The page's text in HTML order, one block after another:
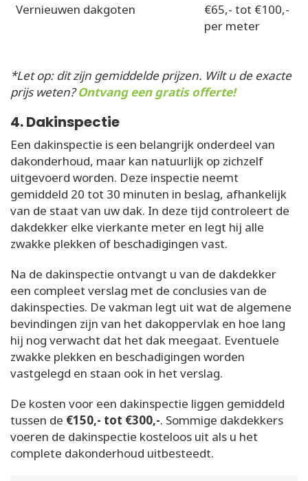
Vernieuwen dakgoten
€65,- tot €100,-
per meter
*Let op: dit zijn gemiddelde prijzen. Wilt u de exacte
prijs weten?Ontvang een gratis offerte!
4. Dakinspectie
Een dakinspectie is een belangrijk onderdeel van
dakonderhoud, maar kan natuurlijk op zichzelf
uitgevoerd worden. Deze inspectie neemt
gemiddeld 20 tot 30 minuten in beslag, afhankelijk
van de staat van uw dak. In deze tijd controleert de
dakdekker elke vierkante meter en legt hij alle
zwakke plekken of beschadigingen vast.
Na de dakinspectie ontvangt u van de dakdekker
een compleet verslag met de conclusies van de
dakinspecties. De vakman legt uit wat de algemene
bevindingen zijn van het dakoppervlak en hoe lang
hij nog verwacht dat het dak meegaat. Eventuele
zwakke plekken en beschadigingen worden
vastgelegd en staan ook in het verslag.
De kosten voor een dakinspectie liggen gemiddeld
tussen de €150,- tot €300,-. Sommige dakdekkers
voeren de dakinspectie kosteloos uit als u het
complete dakonderhoud uitbesteedt.